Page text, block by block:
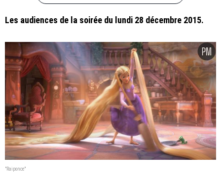
Les audiences de la soirée du lundi 28 décembre 2015.
"Raiponce"